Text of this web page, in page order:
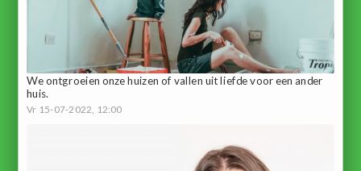
We ontgroeien onze huizen of vallen uit liefde voor een ander
huis.
Vr 15-07-2022, 12:00